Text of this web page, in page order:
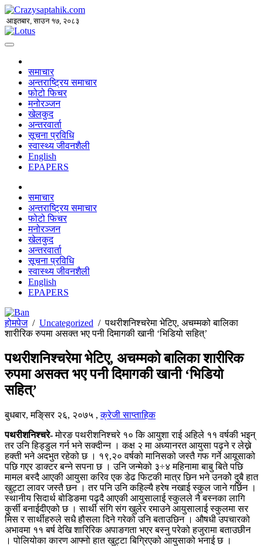
आइतबार, साउन १७, २०८३
समाचार
अन्तराष्ट्रिय समाचार
फोटो फिचर
मनोरञ्जन
खेलकुद
अन्तरवार्ता
सूचना प्रविधि
स्वास्थ्य जीवनशैली
English
EPAPERS
समाचार
अन्तराष्ट्रिय समाचार
फोटो फिचर
मनोरञ्जन
खेलकुद
अन्तरवार्ता
सूचना प्रविधि
स्वास्थ्य जीवनशैली
English
EPAPERS
होमपेज/ Uncategorized /पथरीशनिश्चरेमा भेटिए, अचम्मको बालिका
शारीरिक रुपमा असक्त भए पनी दिमागकी खानी ‘भिडियो सहित्’
पथरीशनिश्चरेमा भेटिए, अचम्मको बालिका शारीरिक
रुपमा असक्त भए पनी दिमागकी खानी ‘भिडियो
सहित्’
बुधबार, मङि्सर २६, २०७५ ,क्रेजी साप्ताहिक
पथरीशनिश्चरे-मोरङ पथरीशनिश्चरे १० कि आयुशा राई अहिले ११ वर्षकी भइन्
तर उनि हिड्डुल गर्न भने सक्दीन्न । कक्ष २ मा अध्यानरत आयुसा पढ्ने र लेख्ने
हक्ती भने अदभुत रहेको छ । १९,२० वर्षको मानिसको जस्तै गफ गर्ने आयूसाको
पछि गएर डाक्टर बन्ने सपना छ । उनि जन्मेको ३÷४ महिनामा बाबु बिते पछि
मामल बस्दै आएकी आयुसा करिव एक डेढ फिटकी मात्र छिन भने उनकोे दुबै हात
खुट्टा लावर जस्तै छन । तर पनि उनि कहिल्यै हरेष नखाई स्कुल जाने गर्छिन ।
स्थानीय सिदार्थ बोडिङमा पढ्दै आएकी आयुसालाई स्कुलले नै बस्नका लागि
कुर्सी बनाईदीएको छ । सार्थी संगि संग खुलेर रमाउने आयुसालाई स्कुलमा सर
मिस र सार्थीहरुले सधै हौसला दिने गरेको उनि बताउछिन । औषधी उपचारको
अभावमा ११ बर्ष देखि शारिरिक अपाङगता भएर बस्नु परेको हजुरामा बताउछीन
। पोलियोका कारण आफ्नो हात खुट्टा बिग्रिएको आयुसाको भनाई छ ।